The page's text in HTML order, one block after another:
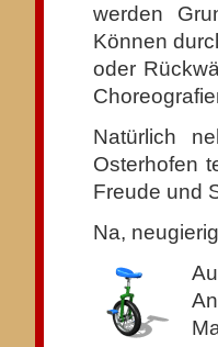
werden
Können
oder
Natürlich
Osterhofen
Freude und
Na,